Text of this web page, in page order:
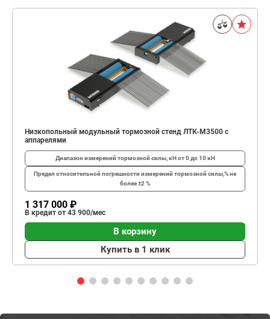
Низкопольный модульный тормозной стенд ЛТК-М3500 с
аппарелями
Диапазон измерений тормозной силы, кНот 0 до 10 кН
Предел относительной погрешности измерений тормозной силы,%не
более ±2 %
1 317 000 ₽
В кредит от 43 900/мес
В корзину
Купить в 1 клик